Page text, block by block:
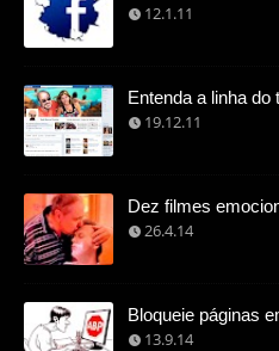
12.1.11
Entenda a linha do
19.12.11
Dez filmes
26.4.14
Bloqueie páginas
13.9.14